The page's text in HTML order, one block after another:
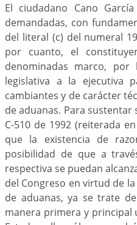
El ciudadano Cano
demandadas, con
del literal (c) del numeral
por cuanto, el
denominadas marco,
legislativa a la ejecutiva
cambiantes y de carácter
de aduanas. Para
C-510 de 1992 (reiterada
que la existencia de
posibilidad de que a
respectiva se puedan
del Congreso en virtud de
de aduanas, ya se trate
manera primera y principal